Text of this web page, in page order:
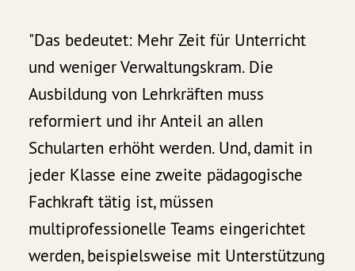
"Das bedeutet: Mehr Zeit für Unterricht
und weniger Verwaltungskram. Die
Ausbildung von Lehrkräften muss
reformiert und ihr Anteil an allen
Schularten erhöht werden. Und, damit in
jeder Klasse eine zweite pädagogische
Fachkraft tätig ist, müssen
multiprofessionelle Teams eingerichtet
werden, beispielsweise mit Unterstützung